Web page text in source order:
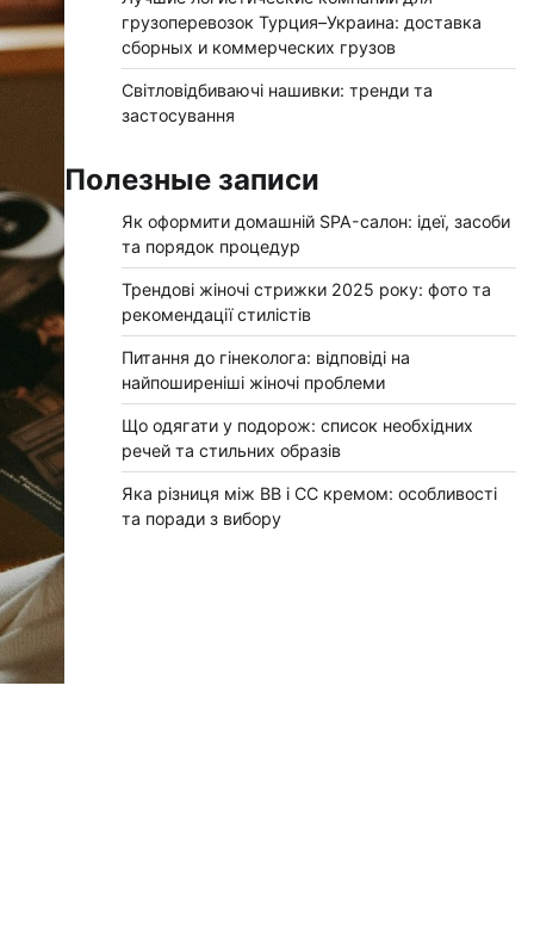
грузоперевозок Турция–Украина: доставка
сборных и коммерческих грузов
Світловідбиваючі нашивки: тренди та
застосування
Полезные записи
Як оформити домашній SPA-салон: ідеї, засоби
та порядок процедур
Трендові жіночі стрижки 2025 року: фото та
рекомендації стилістів
Питання до гінеколога: відповіді на
найпоширеніші жіночі проблеми
Що одягати у подорож: список необхідних
речей та стильних образів
Яка різниця між BB і CC кремом: особливості
та поради з вибору